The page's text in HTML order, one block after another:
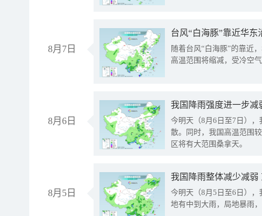
8月7日
台风“白海豚”靠近华
随着台风“白海豚”的靠近
高温范围将缩减，受冷空
8月6日
今明天（8月6日至7日）
散。同时，我国高温范围
区将有大范围桑拿天。
8月5日
我国降雨整体减少减弱
今明天（8月5日至6日）
地有中到大雨，局地暴雨